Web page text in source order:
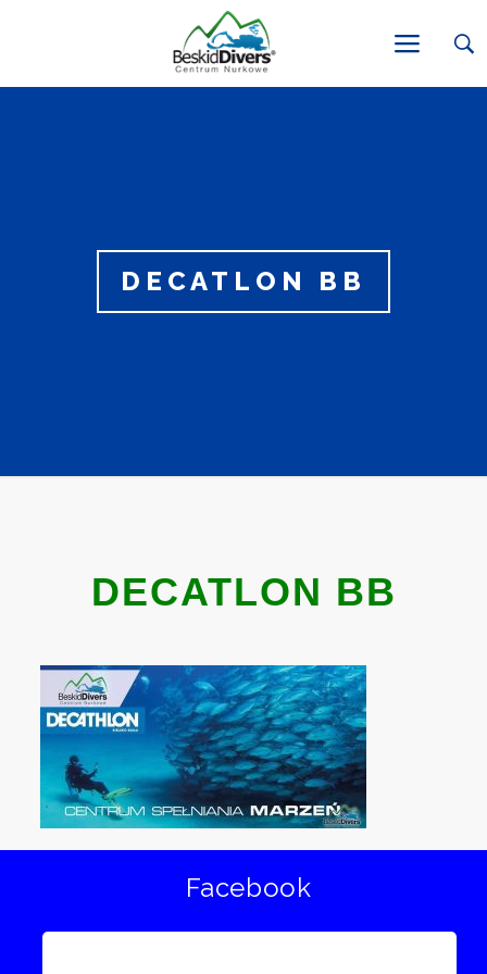
DECATLON BB
DECATLON BB
Facebook